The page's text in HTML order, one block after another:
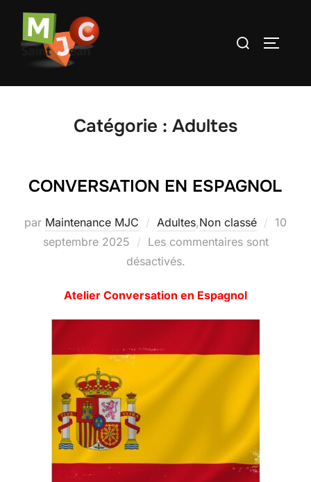
contenu
Rechercher :
Catégorie : Adultes
CONVERSATION EN ESPAGNOL
par Maintenance MJC Adultes,Non classé
Publié
10
septembre 2025
Les commentaires sont
désactivés.
Atelier Conversation en Espagnol